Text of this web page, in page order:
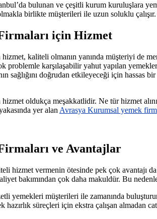
bulunan ve çeşitli kurum kuruluşlara
birlikte müşterileri ile uzun soluklu çalışır.
için Hizmet
kaliteli olmanın yanında müşteriyi de
problemle karşılaşabilir yahut yapılan
sağlığını doğrudan etkileyeceği için
oldukça meşakkatlidir. Ne tür hizmet
yer alan Avrasya Kurumsal yemek
ve Avantajlar
hizmet vermenin ötesinde pek çok avantajı
bakımından çok daha makuldür. Bu
yemekleri müşterileri ile zamanında
hazırlık süreçleri için ekstra çalışan almadan